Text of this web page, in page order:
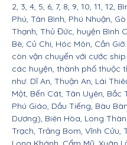
2, 3, 4, 5, 6, 7, 8, 9, 10, 11, 12,
Phú, Tân Bình, Phú Nhuận,
Thạnh, Thủ Đức, huyện Bình
Bè, Củ Chi, Hóc Môn, Cần
còn vận chuyển với cước
các huyện, thành phố thuộc
như: Dĩ An, Thuận An, Lái
Một, Bến Cát, Tân Uyên, Bắc
Phú Giáo, Dầu Tiếng, Bàu
Dương), Biên Hòa, Long
Trạch, Trảng Bom, Vĩnh Cửu,